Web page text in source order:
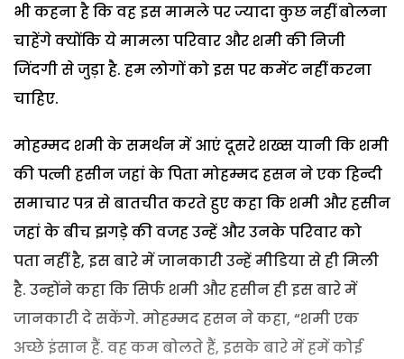
भी कहना है कि वह इस मामले पर ज्यादा कुछ नहीं बोलना
चाहेंगे क्योंकि ये मामला परिवार और शमी की निजी
जिंदगी से जुड़ा है. हम लोगों को इस पर कमेंट नहीं करना
चाहिए.
मोहम्मद शमी के समर्थन में आएं दूसरे शख्स यानी कि शमी
की पत्नी हसीन जहां के पिता मोहम्मद हसन ने एक हिन्दी
समाचार पत्र से बातचीत करते हुए कहा कि शमी और हसीन
जहां के बीच झगड़े की वजह उन्हें और उनके परिवार को
पता नहीं है, इस बारे में जानकारी उन्हें मीडिया से ही मिली
है. उन्होंने कहा कि सिर्फ शमी और हसीन ही इस बारे में
जानकारी दे सकेंगे. मोहम्मद हसन ने कहा, “शमी एक
अच्छे इंसान हैं. वह कम बोलते हैं, इसके बारे में हमें कोई